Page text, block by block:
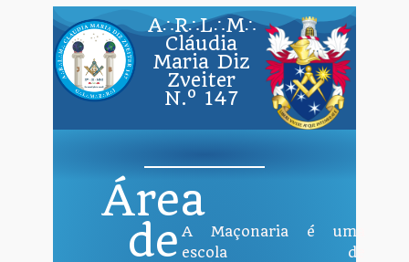
A∴R∴L∴M∴
Cláudia
Maria Diz
Zveiter
N.º 147
Área
de A Maçonaria é uma
escola de